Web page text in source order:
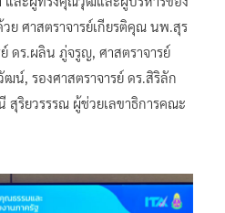
ย ศาสตราจารย์เกียรติคุณ นพ.สุร
ดร.ผลิน ภู่จรูญ, ศาสตราจารย์
น์, รองศาสตราจารย์ ดร.สิริลัก
ริยวรรรณ ผู้ช่วยเลขาธิการคณะ